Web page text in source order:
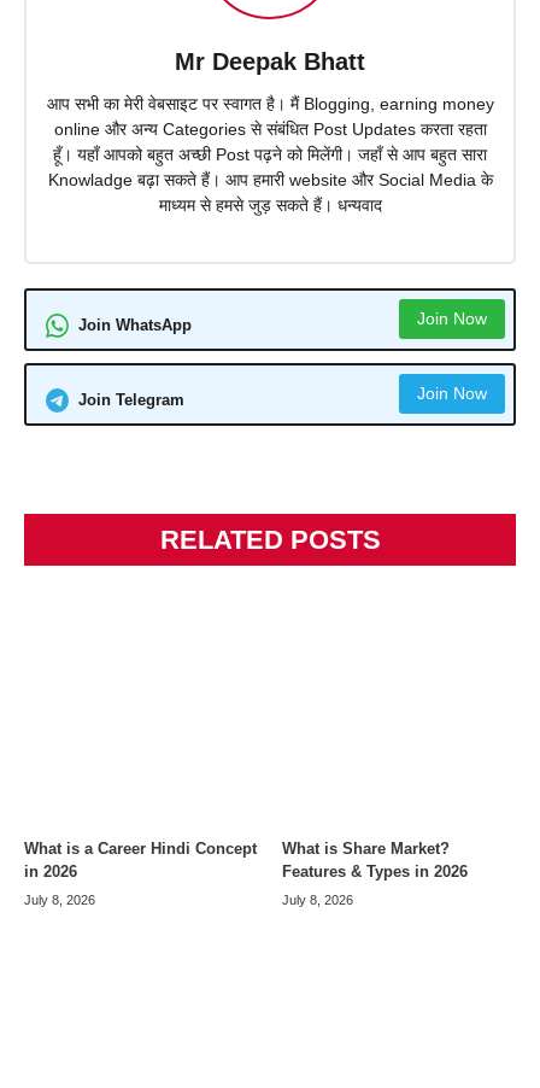
Mr Deepak Bhatt
आप सभी का मेरी वेबसाइट पर स्वागत है। मैं Blogging, earning money
online और अन्य Categories से संबंधित Post Updates करता रहता
हूँ। यहाँ आपको बहुत अच्छी Post पढ़ने को मिलेंगी। जहाँ से आप बहुत सारा
Knowladge बढ़ा सकते हैं। आप हमारी website और Social Media के
माध्यम से हमसे जुड़ सकते हैं। धन्यवाद
Join WhatsApp Join Now
Join Telegram Join Now
RELATED POSTS
What is a Career Hindi Concept
in 2026
July 8, 2026
What is Share Market?
Features & Types in 2026
July 8, 2026